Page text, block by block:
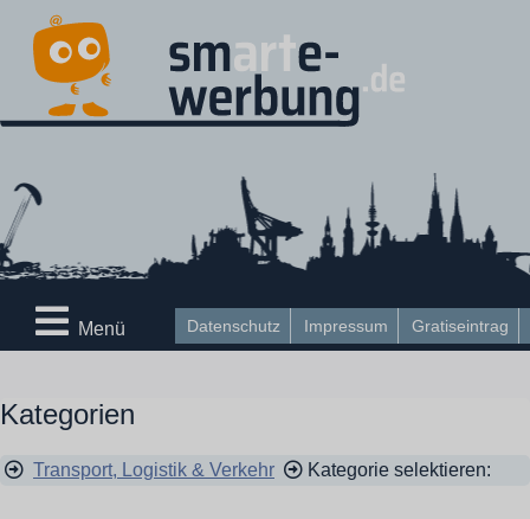
Datenschutz Impressum Gratiseintrag
Menü
Kategorien
Transport, Logistik & Verkehr Kategorie selektieren: